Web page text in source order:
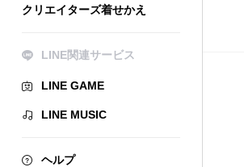
クリエイターズ着せかえ
LINE関連サービス
LINE GAME
LINE MUSIC
ヘルプ